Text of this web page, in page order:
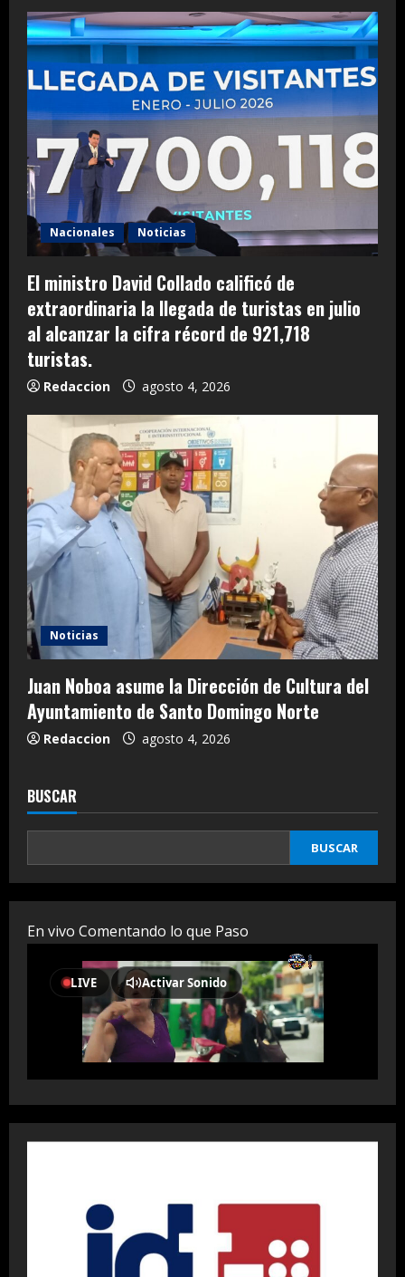
Nacionales Noticias
El ministro David Collado calificó de
extraordinaria la llegada de turistas en julio
al alcanzar la cifra récord de 921,718
turistas.
Redaccion agosto 4, 2026
Noticias
Juan Noboa asume la Dirección de Cultura del
Ayuntamiento de Santo Domingo Norte
Redaccion agosto 4, 2026
BUSCAR
BUSCAR
En vivo Comentando lo que Paso